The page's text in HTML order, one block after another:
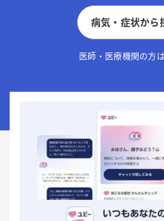
病気・症状から
医師・医療機関の方